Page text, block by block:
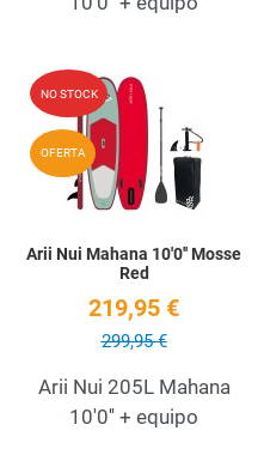
NO STOCK
OFERTA
Arii Nui Mahana 10'0'' Mosse
Red
219,95 €
299,95 €
Arii Nui 205L Mahana
10'0'' + equipo